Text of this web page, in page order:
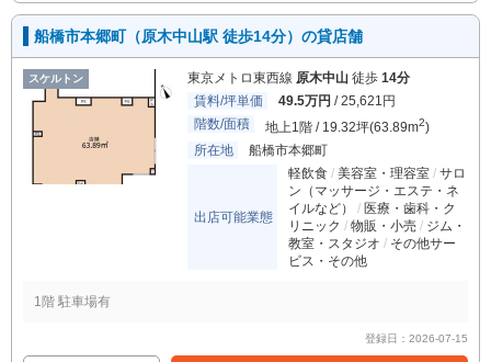
船橋市本郷町（原木中山駅 徒歩14分）の貸店舗
スケルトン 東京メトロ東西線 原木中山 徒歩 14分
賃料/坪単価
49.5万円 / 25,621円
階数/面積
地上1階 / 19.32坪(63.89m2)
所在地
船橋市本郷町
出店可能業態
軽飲食 美容室・理容室
サロ
ン（マッサージ・エステ・ネ
イルなど）
医療・歯科・ク
リニック
物販・小売
ジム・
教室・スタジオ
その他サー
ビス・その他
1階 駐車場有
登録日：2026-07-15